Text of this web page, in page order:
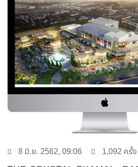
8 มิ.ย. 2562, 09:06 1,092 ครั้ง